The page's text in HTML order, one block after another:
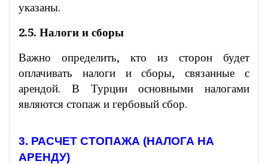
указаны.
2.5. Налоги и сборы
Важно определить, кто из сторон будет
оплачивать налоги и сборы, связанные с
арендой. В Турции основными налогами
являются стопаж и гербовый сбор.
3. РАСЧЕТ СТОПАЖА (НАЛОГА НА
АРЕНДУ)